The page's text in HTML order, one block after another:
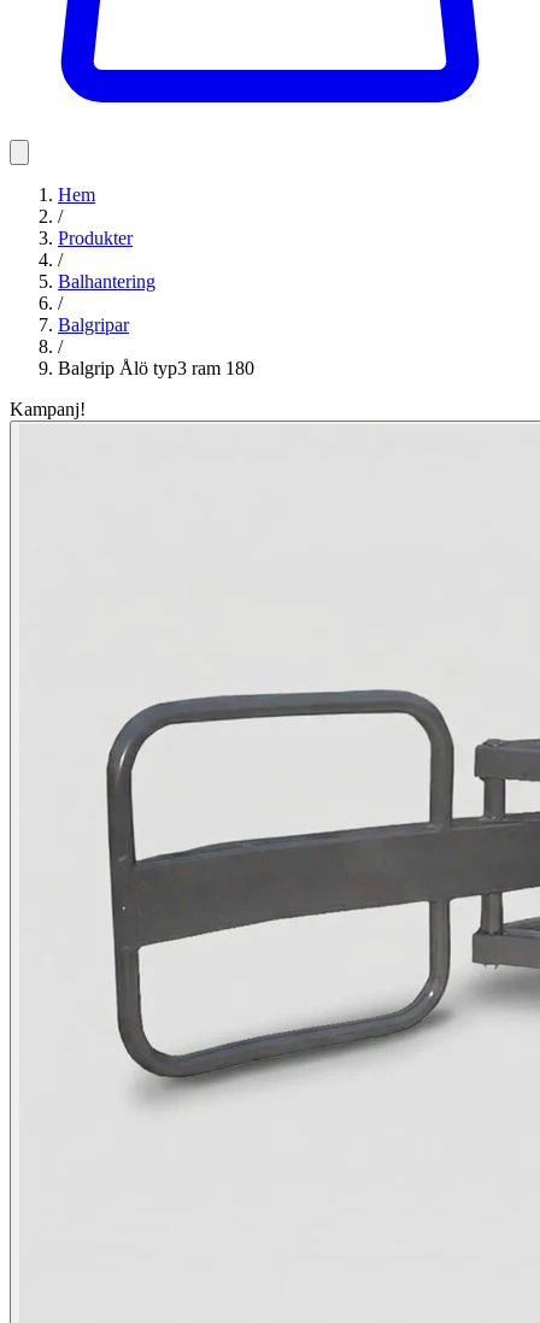
Hem
/
Produkter
/
Balhantering
/
Balgripar
/
Balgrip Ålö typ3 ram 180
Kampanj!